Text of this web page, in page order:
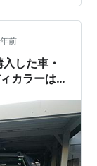
く 評価されて
に泳ぐ色と
ことです。
前
した車・
カラーは